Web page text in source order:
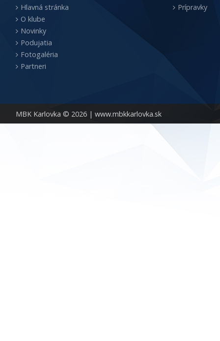
MBK Karlovka © 2026 | www.mbkkarlovka.sk
Hlavná stránka
O klube
Novinky
Podujatia
Fotogaléria
Partneri
Prípravky